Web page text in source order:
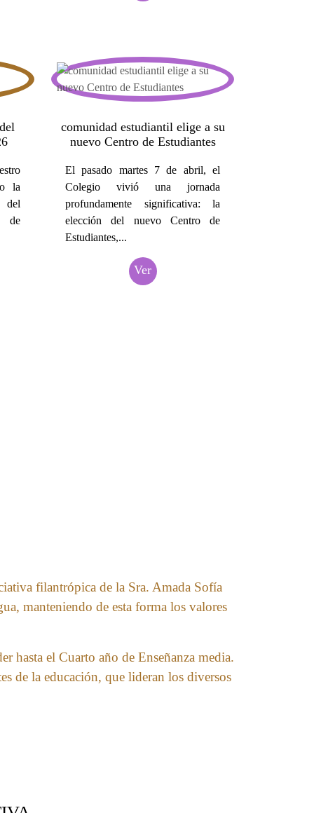
la
del
de
comunidad estudiantil elige a su
nuevo Centro de Estudiantes
El pasado martes 7 de abril, el
Colegio vivió una jornada
profundamente significativa: la
elección del nuevo Centro de
Estudiantes,...
Ver
filantrópica de la Sra. Amada Sofía
manteniendo de esta forma los valores
hasta el Cuarto año de Enseñanza media.
de la educación, que lideran los diversos